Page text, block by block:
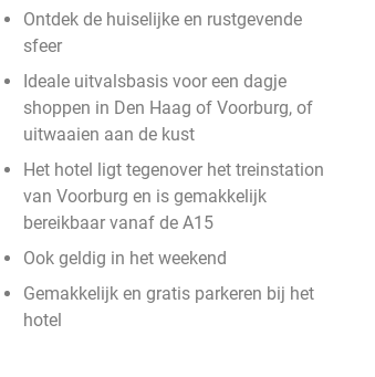
Ontdek de huiselijke en rustgevende
sfeer
Ideale uitvalsbasis voor een dagje
shoppen in Den Haag of Voorburg, of
uitwaaien aan de kust
Het hotel ligt tegenover het treinstation
van Voorburg en is gemakkelijk
bereikbaar vanaf de A15
Ook geldig in het weekend
Gemakkelijk en gratis parkeren bij het
hotel